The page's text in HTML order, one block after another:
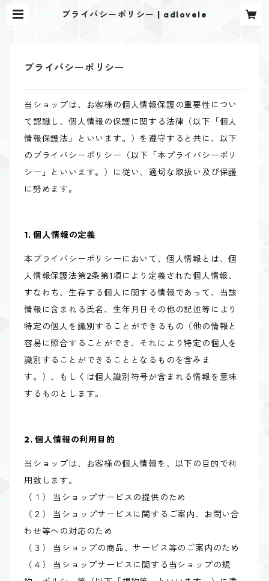
プライバシーポリシー | adlovele
プライバシーポリシー
当ショップは、お客様の個人情報保護の重要性につい
て認識し、個人情報の保護に関する法律（以下「個人
情報保護法」といいます。）を遵守すると共に、以下
のプライバシーポリシー（以下「本プライバシーポリ
シー」といいます。）に従い、適切な取扱い及び保護
に努めます。
1. 個人情報の定義
本プライバシーポリシーにおいて、個人情報とは、個
人情報保護法第2条第1項により定義された個人情報、
すなわち、生存する個人に関する情報であって、当該
情報に含まれる氏名、生年月日その他の記述等により
特定の個人を識別することができるもの（他の情報と
容易に照合することができ、それにより特定の個人を
識別することができることとなるものを含みま
す。）、もしくは個人識別符号が含まれる情報を意味
するものとします。
2. 個人情報の利用目的
当ショップは、お客様の個人情報を、以下の目的で利
用致します。
（１） 当ショップサービスの提供のため
（２） 当ショップサービスに関するご案内、お問い合
わせ等への対応のため
（３） 当ショップの商品、サービス等のご案内のため
（４） 当ショップサービスに関する当ショップの規